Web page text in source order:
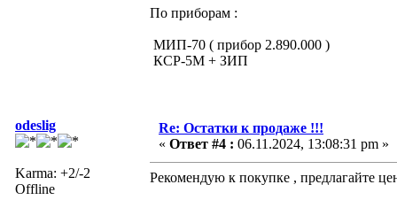
По приборам :
МИП-70 ( прибор 2.890.000 )
КСР-5М + ЗИП
odeslig
Karma: +2/-2
Offline
Re: Остатки к продаже !!!
« Ответ #4 : 06.11.2024, 13:08:31 pm »
Рекомендую к покупке , предлагайте